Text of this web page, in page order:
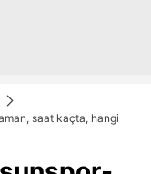
saat kaçta, hangi